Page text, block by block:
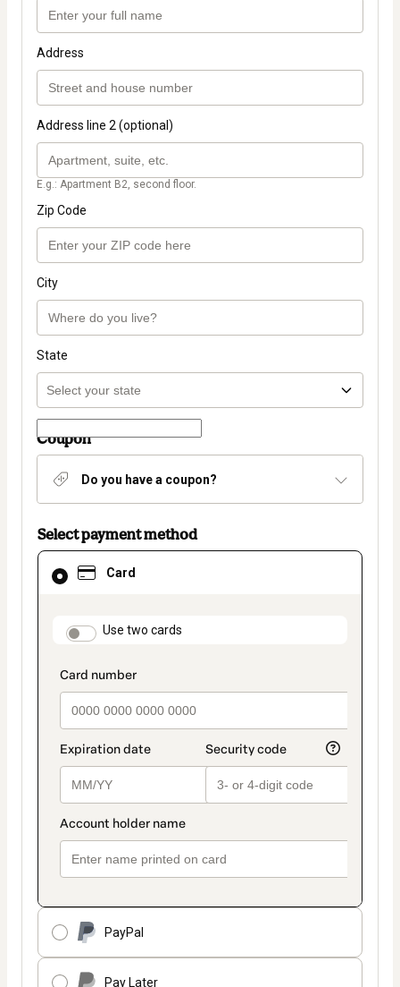
Address
Address line 2 (optional)
E.g.: Apartment B2, second floor.
Zip Code
City
State
Coupon
Do you have a coupon?
Select payment method
Card
payment_data.section_title_v2
Use two cards
PayPal
Pay Later
Card
selected
method